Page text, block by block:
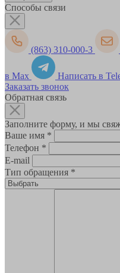
Способы связи
(863) 310-000-3
в Max
Написать в
Заказать звонок
Обратная связь
Заполните форму, и мы
Ваше имя *
Телефон *
E-mail
Тип обращения *